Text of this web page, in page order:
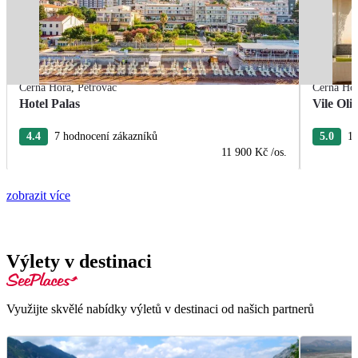
Černá Hora,Petrovac
Hotel Palas
4.4
7 hodnocení zákazníků
11 900 Kč /os.
Černá
Vile
5.0
zobrazit více
Výlety v destinaci
Využijte skvělé nabídky výletů v destinaci od našich partnerů